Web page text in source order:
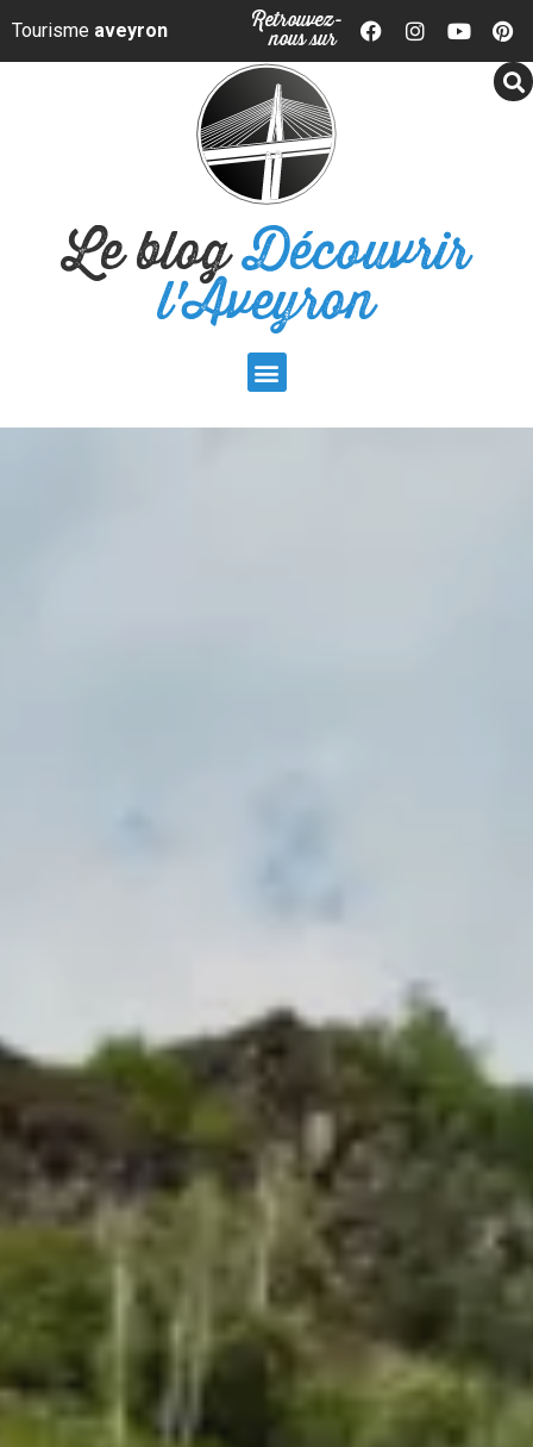
Panneau de gestion des cookies
Tourisme aveyron Retrouvez-
nous sur
Le blogDécouvrir
l'Aveyron